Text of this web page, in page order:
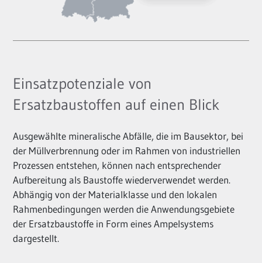
Einsatzpotenziale von
Ersatzbaustoffen auf einen Blick
Ausgewählte mineralische Abfälle, die im Bausektor, bei
der Müllverbrennung oder im Rahmen von industriellen
Prozessen entstehen, können nach entsprechender
Aufbereitung als Baustoffe wiederverwendet werden.
Abhängig von der Materialklasse und den lokalen
Rahmenbedingungen werden die Anwendungsgebiete
der Ersatzbaustoffe in Form eines Ampelsystems
dargestellt.